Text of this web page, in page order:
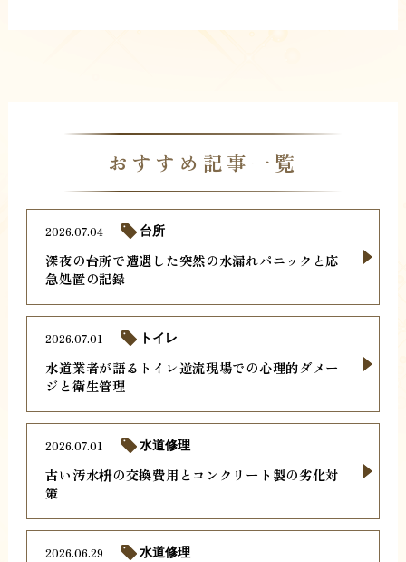
おすすめ記事一覧
深夜の台所で遭遇した突然の水漏れパニックと応
急処置の記録
2026.07.04 台所
水道業者が語るトイレ逆流現場での心理的ダメー
ジと衛生管理
2026.07.01 トイレ
古い汚水枡の交換費用とコンクリート製の劣化対
策
2026.07.01 水道修理
2026.06.29 水道修理